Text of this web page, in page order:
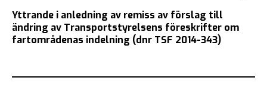
Yttrande i anledning av remiss av förslag till
ändring av Transportstyrelsens föreskrifter om
fartområdenas indelning (dnr TSF 2014-343)